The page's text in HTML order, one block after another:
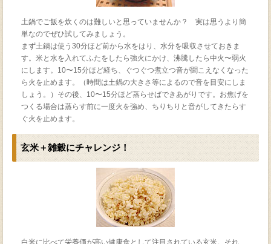
土鍋でご飯を炊くのは難しいと思っていませんか？ 実は思うより簡
単なのでぜひ試してみましょう。
まず土鍋は使う30分ほど前から水をはり、水分を吸収させておきま
す。米と水を入れてふたをしたら強火にかけ、沸騰したら中火〜弱火
にします。10〜15分ほど経ち、ぐつぐつ煮立つ音が聞こえなくなった
ら火を止めます。（時間は土鍋の大きさ等によるので音を目安にしま
しょう。）その後、10〜15分ほど蒸らせばできあがりです。お焦げを
つくる場合は蒸らす前に一度火を強め、ちりちりと音がしてきたらす
ぐ火を止めます。
玄米＋雑穀にチャレンジ！